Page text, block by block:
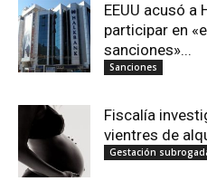
EEUU acusó a
participar en
sanciones»...
Sanciones
Fiscalía
vientres de
Gestación